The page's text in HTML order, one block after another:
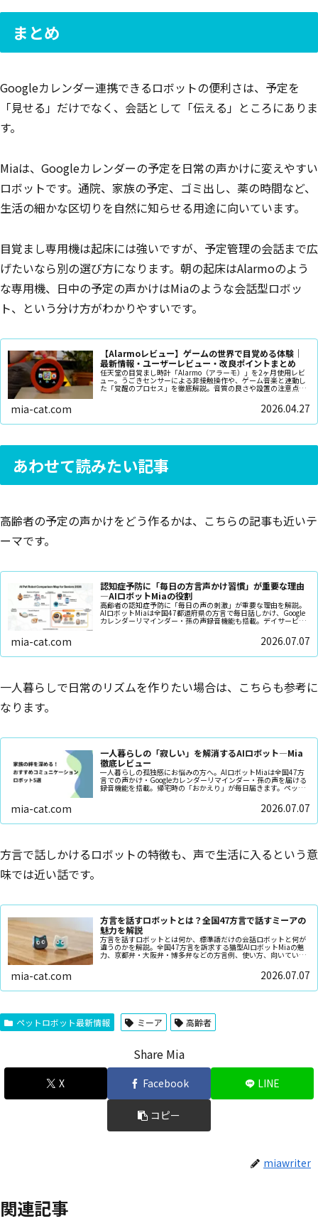
まとめ
Googleカレンダー連携できるロボットの便利さは、予定を
「見せる」だけでなく、会話として「伝える」ところにありま
す。
Miaは、Googleカレンダーの予定を日常の声かけに変えやすい
ロボットです。通院、家族の予定、ゴミ出し、薬の時間など、
生活の細かな区切りを自然に知らせる用途に向いています。
目覚まし専用機は起床には強いですが、予定管理の会話まで広
げたいなら別の選び方になります。朝の起床はAlarmoのよう
な専用機、日中の予定の声かけはMiaのような会話型ロボッ
ト、という分け方がわかりやすいです。
【Alarmoレビュー】ゲームの世界で目覚める体験｜
最新情報・ユーザーレビュー・改良ポイントまとめ
任天堂の目覚まし時計「Alarmo（アラーモ）」を2ヶ月使用レビ
ュー。うごきセンサーによる非接触操作や、ゲーム音楽と連動し
た「覚醒のプロセス」を徹底解説。音質の良さや設置の注意点、
mia-cat.com 2026.04.27
あわせて読みたい記事
高齢者の予定の声かけをどう作るかは、こちらの記事も近いテ
ーマです。
認知症予防に「毎日の方言声かけ習慣」が重要な理由
—AIロボットMiaの役割
高齢者の認知症予防に「毎日の声の刺激」が重要な理由を解説。
AIロボットMiaは全国47都道府県の方言で毎日話しかけ、Google
カレンダーリマインダー・孫の声録音機能も搭載。デイサービス
mia-cat.com 2026.07.07
一人暮らしで日常のリズムを作りたい場合は、こちらも参考に
なります。
一人暮らしの「寂しい」を解消するAIロボット—Mia
徹底レビュー
一人暮らしの孤独感にお悩みの方へ。AIロボットMiaは全国47方
言での声かけ・Googleカレンダーリマインダー・孫の声を届ける
録音機能を搭載。帰宅時の「おかえり」が毎日届きます。ペット
不可の賃貸でも月額不要・¥9,800〜で始められます。
mia-cat.com 2026.07.07
方言で話しかけるロボットの特徴も、声で生活に入るという意
味では近い話です。
方言を話すロボットとは？全国47方言で話すミーアの
魅力を解説
方言を話すロボットとは何か、標準語だけの会話ロボットと何が
違うのかを解説。全国47方言を訴求する猫型AIロボットMiaの魅
力、京都弁・大阪弁・博多弁などの方言例、使い方、向いている
人、注意点を正直に整理します。高齢者の話し相手や一人暮らし
の癒し、家族の会話づくりにも役立つ視点で、購入前の確認点も
mia-cat.com 2026.07.07
ペットロボット最新情報 ミーア 高齢者
Share Mia
X Facebook LINE
コピー
miawriter
関連記事